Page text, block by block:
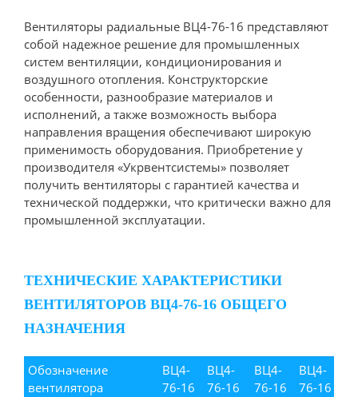
Вентиляторы радиальные ВЦ4-76-16 представляют
собой надежное решение для промышленных
систем вентиляции, кондиционирования и
воздушного отопления. Конструкторские
особенности, разнообразие материалов и
исполнений, а также возможность выбора
направления вращения обеспечивают широкую
применимость оборудования. Приобретение у
производителя «Укрвентсистемы» позволяет
получить вентиляторы с гарантией качества и
технической поддержки, что критически важно для
промышленной эксплуатации.
ТЕХНИЧЕСКИЕ ХАРАКТЕРИСТИКИ
ВЕНТИЛЯТОРОВ ВЦ4-76-16 ОБЩЕГО
НАЗНАЧЕНИЯ
Обозначение
вентилятора
ВЦ4-
76-16
ВЦ4-
76-16
ВЦ4-
76-16
ВЦ4-
76-16